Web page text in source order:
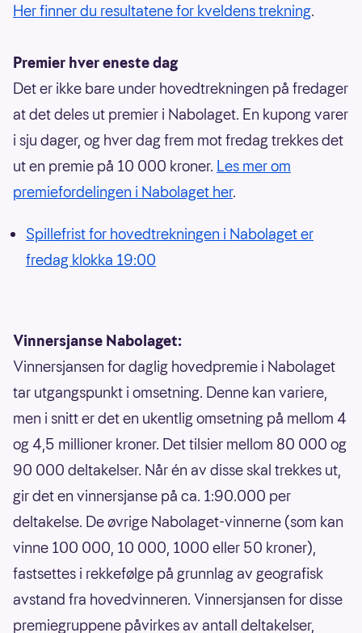
Her finner du resultatene for kveldens trekning.
Premier hver eneste dag
Det er ikke bare under hovedtrekningen på fredager
at det deles ut premier i Nabolaget. En kupong varer
i sju dager, og hver dag frem mot fredag trekkes det
ut en premie på 10 000 kroner. Les mer om
premiefordelingen i Nabolaget her.
Spillefrist for hovedtrekningen i Nabolaget er
fredag klokka 19:00
Vinnersjanse Nabolaget:
Vinnersjansen for daglig hovedpremie i Nabolaget
tar utgangspunkt i omsetning. Denne kan variere,
men i snitt er det en ukentlig omsetning på mellom 4
og 4,5 millioner kroner. Det tilsier mellom 80 000 og
90 000 deltakelser. Når én av disse skal trekkes ut,
gir det en vinnersjanse på ca. 1:90.000 per
deltakelse. De øvrige Nabolaget-vinnerne (som kan
vinne 100 000, 10 000, 1000 eller 50 kroner),
fastsettes i rekkefølge på grunnlag av geografisk
avstand fra hovedvinneren. Vinnersjansen for disse
premiegruppene påvirkes av antall deltakelser,